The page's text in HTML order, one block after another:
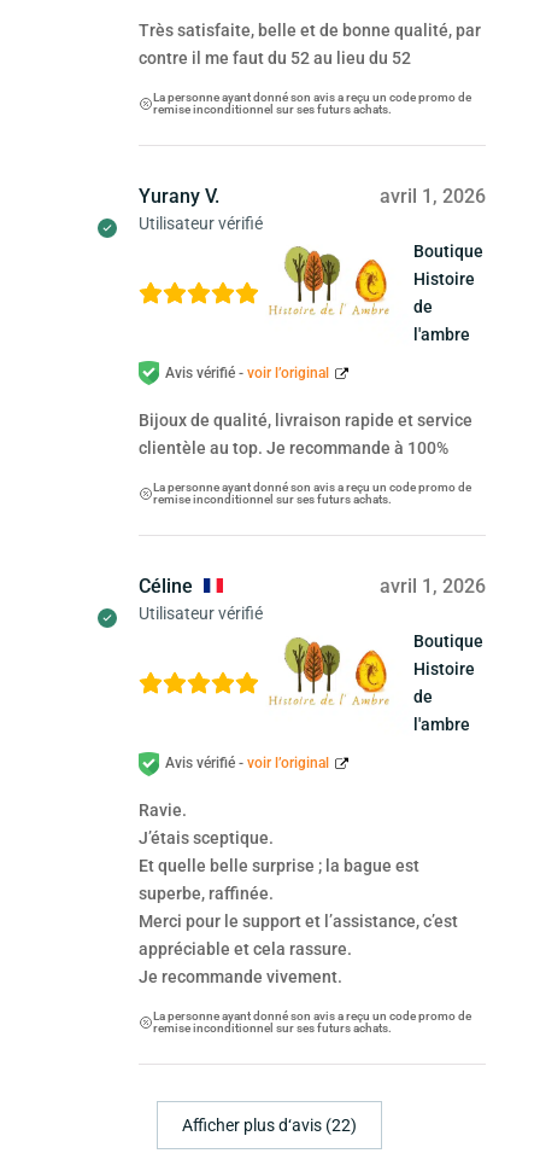
Très satisfaite, belle et de bonne qualité, par
contre il me faut du 52 au lieu du 52
La personne ayant donné son avis a reçu un code promo de
remise inconditionnel sur ses futurs achats.
Yurany V.
Utilisateur vérifié
avril 1, 2026
Boutique
Histoire
de
l'ambre
Avis vérifié - voir l’original
Bijoux de qualité, livraison rapide et service
clientèle au top. Je recommande à 100%
La personne ayant donné son avis a reçu un code promo de
remise inconditionnel sur ses futurs achats.
Céline
Utilisateur vérifié
avril 1, 2026
Boutique
Histoire
de
l'ambre
Avis vérifié - voir l’original
Ravie.
J’étais sceptique.
Et quelle belle surprise ; la bague est
superbe, raffinée.
Merci pour le support et l’assistance, c’est
appréciable et cela rassure.
Je recommande vivement.
La personne ayant donné son avis a reçu un code promo de
remise inconditionnel sur ses futurs achats.
Afficher plus d‘avis (22)